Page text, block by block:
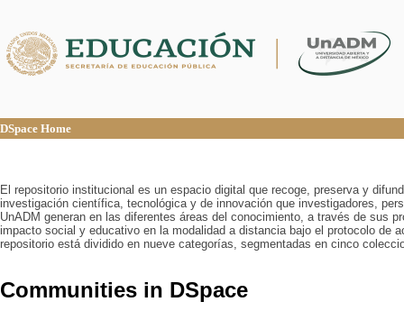
DSpace Home
El repositorio institucional es un espacio digital que recoge, preserva y
investigación científica, tecnológica y de innovación que investigadores,
UnADM generan en las diferentes áreas del conocimiento, a través de sus
impacto social y educativo en la modalidad a distancia bajo el protocolo de
repositorio está dividido en nueve categorías, segmentadas en cinco
Communities in DSpace